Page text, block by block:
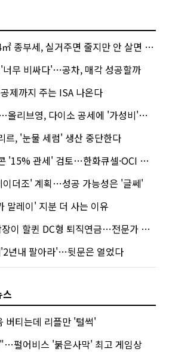
부세, 실거주면 줄지만 안 살면 2.5배
무 비싸다'…공차, 매각 성공할까
제까지 주는 ISA 나온다
브영, 다이소 공세에 '가성비'로 맞불
르, '눈물 세럼' 생산 중단한다
관세' 검토…한화큐셀·OCI 영향은?
이더조' 계획…성공 가능성은 '글쎄'
말레이' 지분 더 사는 이유
할퀸 DC형 퇴직연금…전문가 조언은
년내 팔아라'…뒷문은 열었다
버티는데 리플만 '털썩'
펄어비스 '붉은사막' 최고 게임상